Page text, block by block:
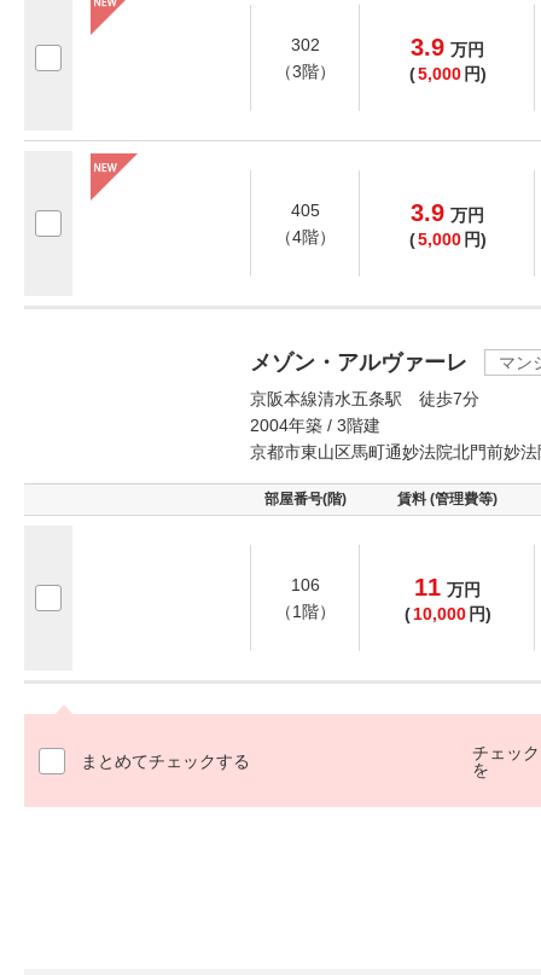
302
（3階）
3.9 万円
(5,000 円)
405
（4階）
3.9 万円
(5,000 円)
メゾン・アルヴァーレ
マン
京阪本線清水五条駅 徒歩7分
2004年築 / 3階建
京都市東山区馬町通妙法院北門前妙
部屋番号(階) 賃料 (管理費等)
106
（1階）
11 万円
( 10,000 円)
まとめてチェックする
チェッ
を